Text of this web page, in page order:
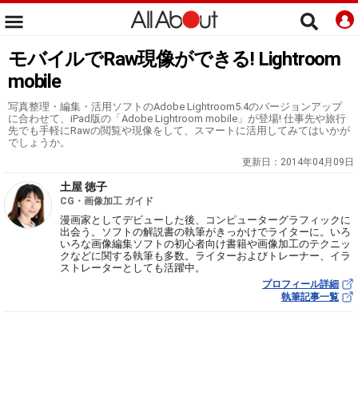
モバイルでRaw現像ができる! Lightroom
mobile
写真整理・編集・活用ソフトのAdobe Lightroom5.4のバージョンアップ
に合わせて、iPad版の「Adobe Lightroom mobile」が登場! 仕事先や旅行
先でも手軽にRawの閲覧や現像をして、スマートに活用してみてはいかが
でしょうか。
更新日： 2014年04月09日
土屋 徳子
CG・画像加工 ガイド
漫画家としてデビューした後、コンピューターグラフィックに
出会う。ソフトの解説書の執筆がきっかけでライターに。いろ
いろな画像編集ソフトの初心者向け書籍や画像加工のテクニッ
クなどに関する執筆も多数。ライターおよびトレーナー、イラ
ストレーターとしても活躍中。
プロフィール詳細
執筆記事一覧